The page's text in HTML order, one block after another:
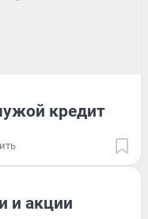
кредит
и акции